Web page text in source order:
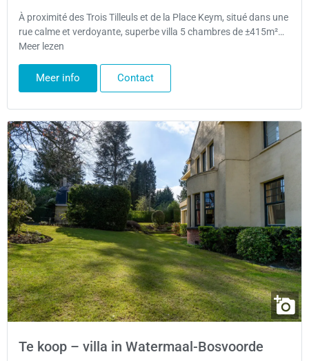
À proximité des Trois Tilleuls et de la Place Keym, situé dans une
rue calme et verdoyante, superbe villa 5 chambres de ±415m²…
Meer lezen
Meer info Contact
Te koop – villa in Watermaal-Bosvoorde